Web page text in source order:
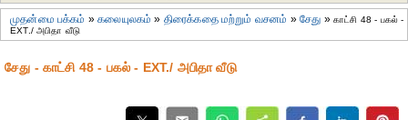
முதன்மை பக்கம் »கலையுலகம் » திரைக்கதை மற்றும் வசனம் »சேது » காட்சி 48 - பகல் -
EXT./ அபிதா வீடு
சேது - காட்சி 48 - பகல் - EXT./ அபிதா வீடு